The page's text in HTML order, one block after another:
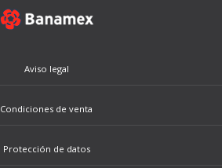
Aviso legal
Condiciones de venta
Protección de datos